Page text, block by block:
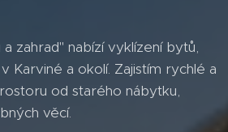
zahrad" nabízí vyklízení bytů,
Karviné a okolí. Zajistím rychlé a
od starého nábytku,
věcí.